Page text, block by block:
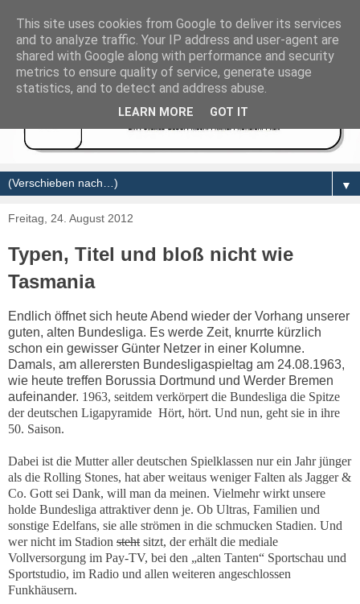
▼
Freitag, 24. August 2012
Typen, Titel und bloß nicht wie
Tasmania
Endlich öffnet sich heute Abend wieder der Vorhang unserer
guten, alten Bundesliga. Es werde Zeit, knurrte kürzlich
schon ein gewisser Günter Netzer in einer Kolumne.
Damals, am allerersten Bundesligaspieltag am 24.08.1963,
wie heute treffen Borussia Dortmund und Werder Bremen
aufeinander. 1963, seitdem verkörpert die Bundesliga die Spitze
der deutschen Ligapyramide Hört, hört. Und nun, geht sie in ihre
50. Saison.
Dabei ist die Mutter aller deutschen Spielklassen nur ein Jahr jünger
als die Rolling Stones, hat aber weitaus weniger Falten als Jagger &
Co. Gott sei Dank, will man da meinen. Vielmehr wirkt unsere
holde Bundesliga attraktiver denn je. Ob Ultras, Familien und
sonstige Edelfans, sie alle strömen in die schmucken Stadien. Und
wer nicht im Stadion steht sitzt, der erhält die mediale
Vollversorgung im Pay-TV, bei den „alten Tanten“ Sportschau und
Sportstudio, im Radio und allen weiteren angeschlossen
Funkhäusern.
This site uses cookies from Google to deliver its services
and to analyze traffic. Your IP address and user-agent are
shared with Google along with performance and security
metrics to ensure quality of service, generate usage
statistics, and to detect and address abuse.
LEARN MORE GOT IT